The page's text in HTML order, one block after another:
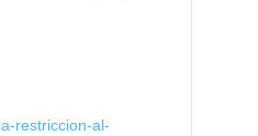
restriccion-al-